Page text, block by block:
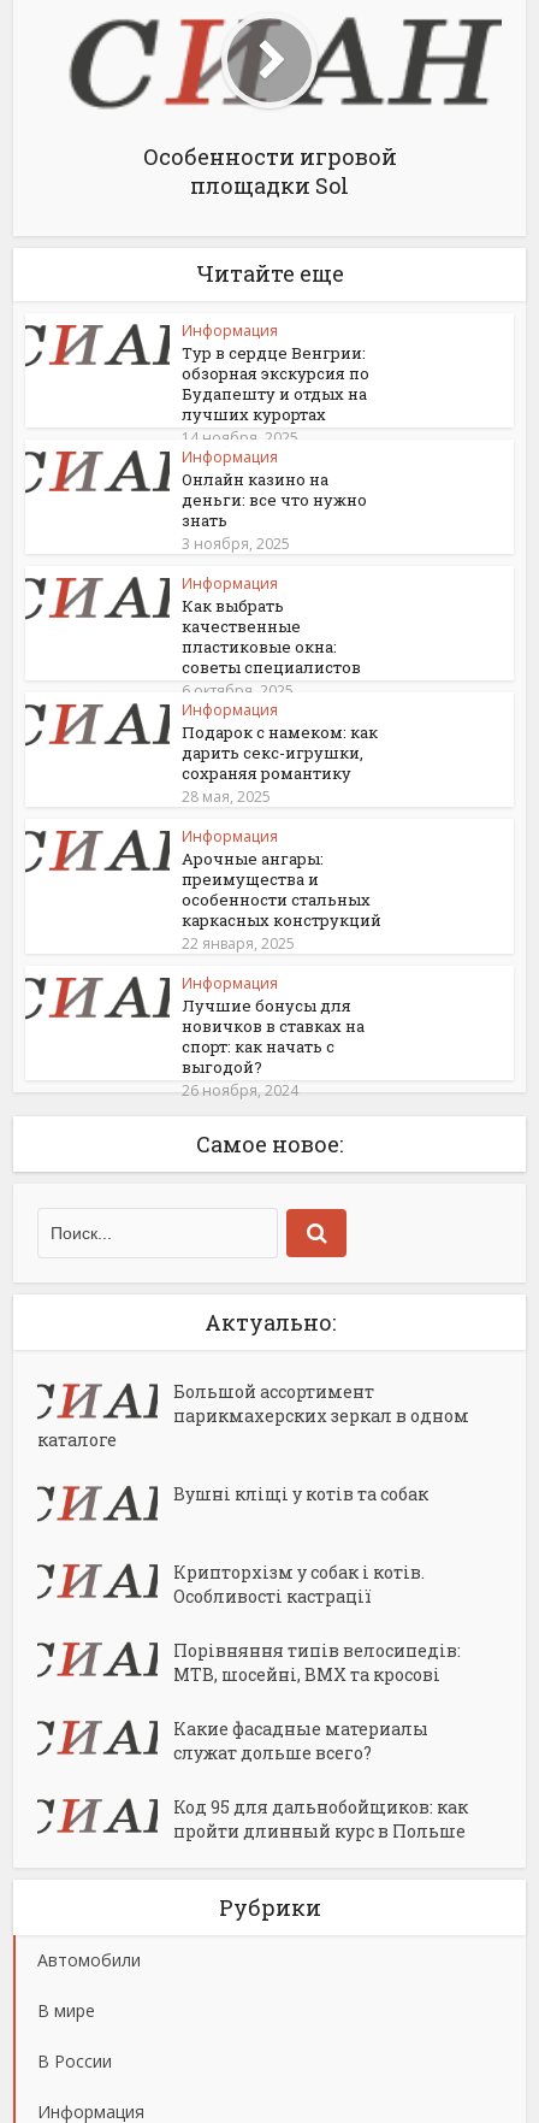
Особенности игровой
площадки Sol
Читайте еще
Информация
Тур в сердце Венгрии:
обзорная экскурсия по
Будапешту и отдых на
лучших курортах
14 ноября, 2025
Информация
Онлайн казино на
деньги: все что нужно
знать
3 ноября, 2025
Информация
Как выбрать
качественные
пластиковые окна:
советы специалистов
6 октября, 2025
Информация
Подарок с намеком: как
дарить секс-игрушки,
сохраняя романтику
28 мая, 2025
Информация
Арочные ангары:
преимущества и
особенности стальных
каркасных конструкций
22 января, 2025
Информация
Лучшие бонусы для
новичков в ставках на
спорт: как начать с
выгодой?
26 ноября, 2024
Самое новое:
Актуально:
Большой ассортимент
парикмахерских зеркал в одном
каталоге
Вушні кліщі у котів та собак
Крипторхізм у собак і котів.
Особливості кастрації
Порівняння типів велосипедів:
MTB, шосейні, BMX та кросові
Какие фасадные материалы
служат дольше всего?
Код 95 для дальнобойщиков: как
пройти длинный курс в Польше
Рубрики
Автомобили
В мире
В России
Информация